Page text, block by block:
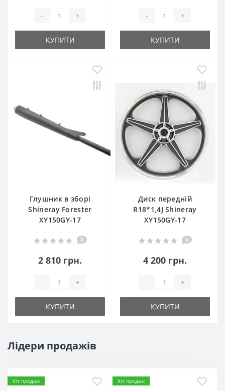
- +
КУПИТИ
- +
КУПИТИ
Глушник в зборі
Shineray Forester
XY150GY-17
0
2 810 грн.
- +
КУПИТИ
Диск передній
R18*1,4J Shineray
XY150GY-17
0
4 200 грн.
- +
КУПИТИ
Лідери продажів
Хіт продаж Хіт продаж